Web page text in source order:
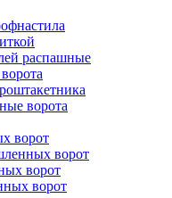
распашные
ворота
ворот
ворот
ворот
ворот